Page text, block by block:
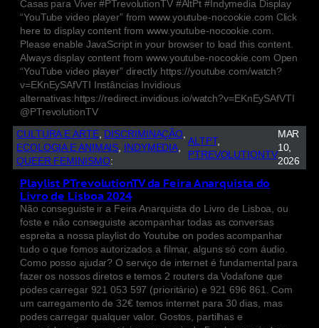
Casas para Viver #PTrevolutionTV #AltPt #Indymedia Display
“YouTube video player” from www.youtube-nocookie.com Click
here to display content from www.youtube-nocookie.com.
Please enable JavaScript in your browser to load this content.
Always display content from www.youtube-nocookie.com Open
“YouTube video player” directly https://youtube.com/watch?
v=EKnEySAfVTI Instâncias Invidious
alternativas:https://redirect.invidious.io/watch?v=EKnEySAfVTI
@PTrevolutionTV
CULTURA E ARTE, DISCRIMINAÇÃO
ECOLOGIA E ANIMAIS, INDYMEDIA
QUEER FEMINISMO:
ALTPT
PTREVOLUTIONTV
MAR
10,
2026
Playlist PTrevolutionTV da Feira Anarquista do
Livro de Lisboa 2024
Não conseguiste ir a Feira Anarquista do Livro de Lisboa, ou
foste e não conseguiste acompanhar todas as conversas
espreita a nossa playlist do Youtube on podes acompanhar
tudo o que fomos autorizados a filmar, alguns só com áudio.
Como posso ajudar? O serviço de internet é fundamental para
fazer os nossos diretos e temos 2 routers da Vodafone que
podes carregar 921 053 597 (prioritário) e 921 696 861. Com
um carregamento de 32€ temos internet para 30 dias, mas
podes carregar qualquer valor. Gostos, partilhas e